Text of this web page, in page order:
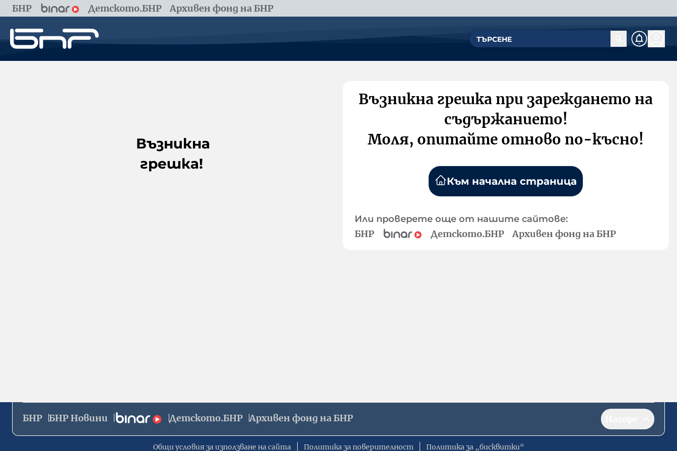
БНР Детското.БНР Архивен фонд на БНР
Възникна
грешка!
Възникна грешка при зареждането на
съдържанието!
Моля, опитайте отново по-късно!
Към начална страница
Или проверете още от нашите сайтове:
БНР Детското.БНР Архивен фонд на БНР
БНР БНР Новини Детското.БНР Архивен фонд на БНР
Общи условия за използване на сайта Политика за поверителност Политика за „бисквитки“